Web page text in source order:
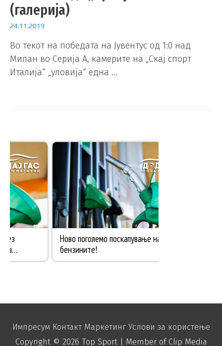
(галерија)
24.11.2019
Во текот на победата на Јувентус од 1:0 над
Милан во Серија А, камерите на „Скај спорт
Италија“ „уловија“ една …
Импресум Контакт Маркетинг Услови за користење
Copyright © 2026 Top Sport| Member of Clip Media